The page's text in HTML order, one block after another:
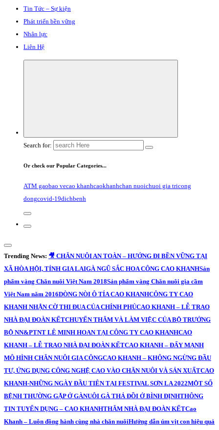
Tin Tức – Sự kiện
Phát triển bền vững
Nhân lực
Liên Hệ
Search for:
Or check our Popular Categories...
ATM gaobao vecao khanhcaokhanhchan nuoichuoi gia tricong
dongcovid-19dichbenh
Trending News: 🎥 CHĂN NUÔI AN TOÀN – HƯỚNG ĐI BỀN VỮNG TẠI
XÃ HÒA HỘI, TỈNH GIA LAIGÀ NGŨ SẮC HOA CÔNG CAO KHANHSản
phẩm vàng Chăn nuôi Việt Nam 2018Sản phẩm vàng Chăn nuôi gia cầm
Việt Nam năm 2016DÒNG NÒI Ô TÍA CAO KHANHCÔNG TY CAO
KHANH NHẬN CỜ THI ĐUA CỦA CHÍNH PHỦCAO KHANH – LỄ TRAO
NHÀ ĐẠI ĐOÀN KẾTCHUYẾN THĂM VÀ LÀM VIỆC CỦA BỘ TRƯỞNG
BỘ NN&PTNT LÊ MINH HOAN TẠI CÔNG TY CAO KHANHCAO
KHANH – LỄ TRAO NHÀ ĐẠI ĐOÀN KẾTCAO KHANH – ĐẨY MẠNH
MÔ HÌNH CHĂN NUÔI GIA CÔNGCAO KHANH – KHÔNG NGỪNG ĐẦU
TƯ, ỨNG DỤNG CÔNG NGHỆ CAO VÀO CHĂN NUÔI VÀ SẢN XUẤTCAO
KHANH-NHỮNG NGÀY ĐẦU TIÊN TẠI FESTIVAL SƠN LA 2022MỘT SỐ
BỆNH THƯỜNG GẶP Ở GÀNUÔI GÀ THẢ ĐỒI Ở BÌNH ĐỊNHTHÔNG
TIN TUYỂN DỤNG – CAO KHANHTHĂM NHÀ ĐẠI ĐOÀN KẾTCao
Khanh – Luôn đồng hành cùng nhà chăn nuôiHướng dẫn úm vịt con hiệu quả